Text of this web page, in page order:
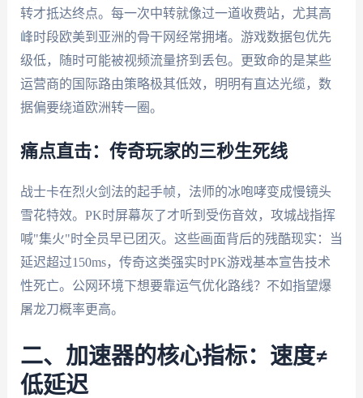
转才抵达终点。每一次中转就像过一道收费站，尤其高
峰时段欧美到亚洲的骨干网经常拥堵。游戏数据包优先
级低，随时可能被视频流量挤到丢包。更致命的是某些
运营商的国际路由策略极其低效，明明有直达光缆，数
据偏要绕道欧洲转一圈。
痛点直击：传奇玩家的三秒生死线
战士卡在烈火剑法的起手帧，法师的冰咆哮变成慢镜头
雪花特效。PK时屏幕灰了才听到受伤音效，攻城战指挥
喊"集火"时全员早已团灭。这些画面背后的残酷现实：当
延迟超过150ms，传奇这类强实时PK游戏基本宣告技术
性死亡。公网环境下想要靠运气优化路线？不如指望爆
屠龙刀概率更高。
二、加速器的核心指标：速度≠
低延迟